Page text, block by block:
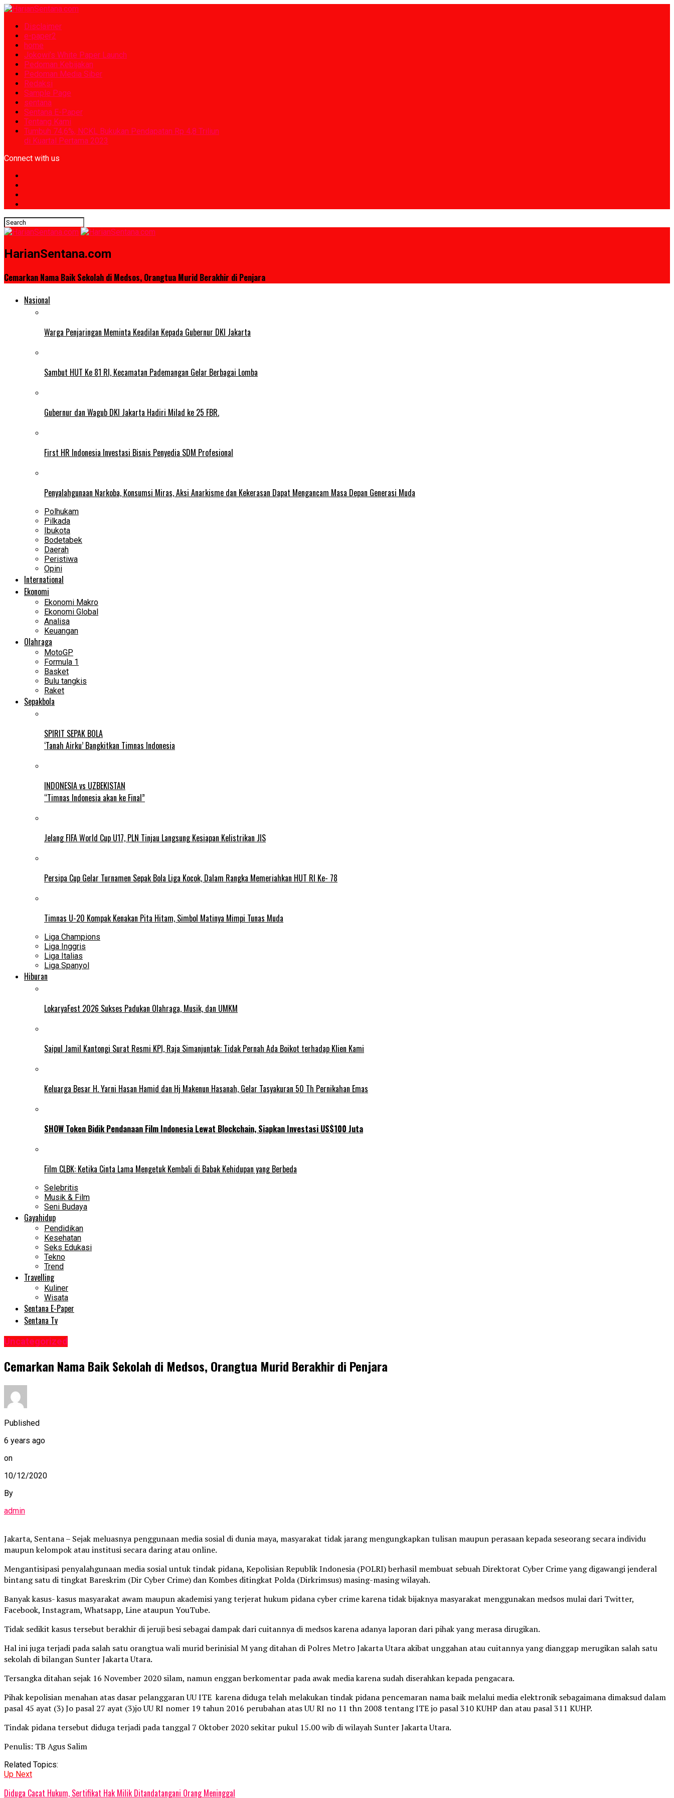
Disclaimer
e-paper2
home
Jokowi’s White Paper Launch
Pedoman Kebijakan
Pedoman Media Siber
Redaksi
Sample Page
sentana
Sentana E-Paper
Tentang Kami
Tumbuh 74,6%, NCKL Bukukan Pendapatan Rp 4,8 Triliun
di Kuartal Pertama 2023
Connect with us
HarianSentana.com
Cemarkan Nama Baik Sekolah di Medsos, Orangtua Murid Berakhir di Penjara
Nasional
Warga Penjaringan Meminta Keadilan Kepada Gubernur DKI Jakarta
Sambut HUT Ke 81 RI, Kecamatan Pademangan Gelar Berbagai Lomba
Gubernur dan Wagub DKI Jakarta Hadiri Milad ke 25 FBR.
First HR Indonesia Investasi Bisnis Penyedia SDM Profesional
Penyalahgunaan Narkoba, Konsumsi Miras, Aksi Anarkisme dan Kekerasan Dapat Mengancam Masa Depan Generasi Muda
Polhukam
Pilkada
Ibukota
Bodetabek
Daerah
Peristiwa
Opini
International
Ekonomi
Ekonomi Makro
Ekonomi Global
Analisa
Keuangan
Olahraga
MotoGP
Formula 1
Basket
Bulu tangkis
Raket
Sepakbola
SPIRIT SEPAK BOLA
‘Tanah Airku’ Bangkitkan Timnas Indonesia
INDONESIA vs UZBEKISTAN
“Timnas Indonesia akan ke Final”
Jelang FIFA World Cup U17, PLN Tinjau Langsung Kesiapan Kelistrikan JIS
Persipa Cup Gelar Turnamen Sepak Bola Liga Kocok, Dalam Rangka Memeriahkan HUT RI Ke- 78
Timnas U-20 Kompak Kenakan Pita Hitam, Simbol Matinya Mimpi Tunas Muda
Liga Champions
Liga Inggris
Liga Italias
Liga Spanyol
Hiburan
LokaryaFest 2026 Sukses Padukan Olahraga, Musik, dan UMKM
Saipul Jamil Kantongi Surat Resmi KPI, Raja Simanjuntak: Tidak Pernah Ada Boikot terhadap Klien Kami
Keluarga Besar H. Yarni Hasan Hamid dan Hj Makenun Hasanah, Gelar Tasyakuran 50 Th Pernikahan Emas
SHOW Token Bidik Pendanaan Film Indonesia Lewat Blockchain, Siapkan Investasi US$100 Juta
Film CLBK: Ketika Cinta Lama Mengetuk Kembali di Babak Kehidupan yang Berbeda
Selebritis
Musik & Film
Seni Budaya
Gayahidup
Pendidikan
Kesehatan
Seks Edukasi
Tekno
Trend
Travelling
Kuliner
Wisata
Sentana E-Paper
Sentana Tv
Uncategorized
Cemarkan Nama Baik Sekolah di Medsos, Orangtua Murid Berakhir di Penjara
Published
6 years ago
on
10/12/2020
By
admin
Jakarta, Sentana – Sejak meluasnya penggunaan media sosial di dunia maya, masyarakat tidak jarang mengungkapkan tulisan maupun perasaan kepada seseorang secara individu
maupun kelompok atau institusi secara daring atau online.
Mengantisipasi penyalahgunaan media sosial untuk tindak pidana, Kepolisian Republik Indonesia (POLRI) berhasil membuat sebuah Direktorat Cyber Crime yang digawangi jenderal
bintang satu di tingkat Bareskrim (Dir Cyber Crime) dan Kombes ditingkat Polda (Dirkrimsus) masing-masing wilayah.
Banyak kasus- kasus masyarakat awam maupun akademisi yang terjerat hukum pidana cyber crime karena tidak bijaknya masyarakat menggunakan medsos mulai dari Twitter,
Facebook, Instagram, Whatsapp, Line ataupun YouTube.
Tidak sedikit kasus tersebut berakhir di jeruji besi sebagai dampak dari cuitannya di medsos karena adanya laporan dari pihak yang merasa dirugikan.
Hal ini juga terjadi pada salah satu orangtua wali murid berinisial M yang ditahan di Polres Metro Jakarta Utara akibat unggahan atau cuitannya yang dianggap merugikan salah satu
sekolah di bilangan Sunter Jakarta Utara.
Tersangka ditahan sejak 16 November 2020 silam, namun enggan berkomentar pada awak media karena sudah diserahkan kepada pengacara.
Pihak kepolisian menahan atas dasar pelanggaran UU ITE karena diduga telah melakukan tindak pidana pencemaran nama baik melalui media elektronik sebagaimana dimaksud dalam
pasal 45 ayat (3) Jo pasal 27 ayat (3)jo UU RI nomer 19 tahun 2016 perubahan atas UU RI no 11 thn 2008 tentang ITE jo pasal 310 KUHP dan atau pasal 311 KUHP.
Tindak pidana tersebut diduga terjadi pada tanggal 7 Oktober 2020 sekitar pukul 15.00 wib di wilayah Sunter Jakarta Utara.
Penulis: TB Agus Salim
Related Topics:
Up Next
Diduga Cacat Hukum, Sertifikat Hak Milik Ditandatangani Orang Meninggal